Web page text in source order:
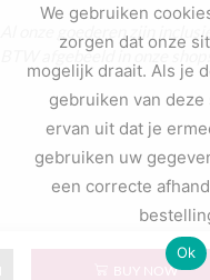
Al onze goederen zijn inclusief
BTW afgebeeld in onze shop!
BUY NOW
We gebruiken
zorgen dat onze
mogelijk draait. Als je
gebruiken van deze
ervan uit dat je
gebruiken uw
een correcte
Ok